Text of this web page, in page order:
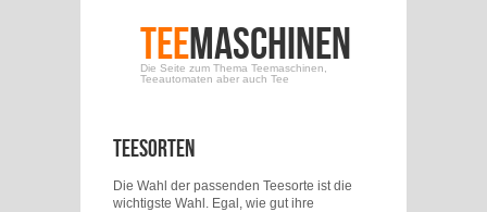
TeeMaschinen
Die Seite zum Thema Teemaschinen,
Teeautomaten aber auch Tee
Teesorten
Die Wahl der passenden Teesorte ist die
wichtigste Wahl. Egal, wie gut ihre